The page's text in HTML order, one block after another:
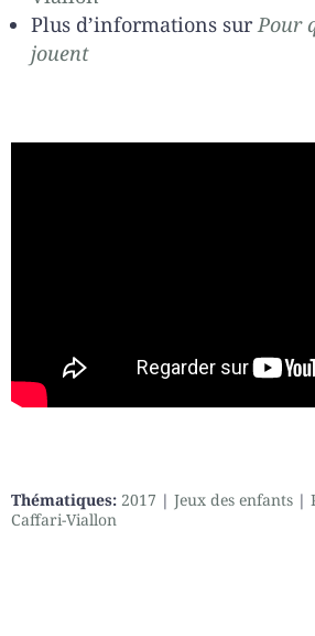
Plus d’informations surPour
jouent
Thématiques: 2017 | Jeux des enfants |
Caffari-Viallon